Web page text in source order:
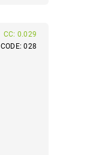
CODE: 028
CC: 0.029